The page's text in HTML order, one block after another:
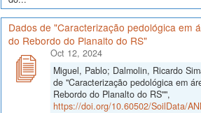
Dados de "Caracterização pedológica em
do Rebordo do Planalto do RS"
Oct 12, 2024
Miguel, Pablo; Dalmolin, Ricardo
de "Caracterização pedológica em
Rebordo do Planalto do RS"",
https://doi.org/10.60502/SoilData/